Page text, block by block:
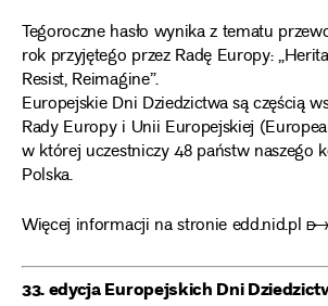
Tegoroczne hasło wynika z tematu
rok przyjętego przez Radę Europy:
Resist, Reimagine”.
Europejskie Dni Dziedzictwa są częścią
Rady Europy i Unii Europejskiej
w której uczestniczy 48 państw naszego
Polska.
Więcej informacji na stronieedd.nid.pl ➸
33. edycja Europejskich Dni